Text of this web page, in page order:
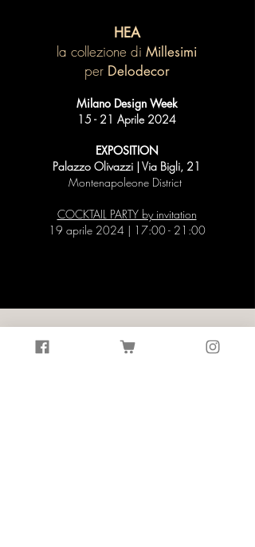
HEA
la collezione di Millesimi
per Delodecor
Milano Design Week
15 - 21 Aprile 2024
EXPOSITION
Palazzo Olivazzi | Via Bigli, 21
Montenapoleone District
COCKTAIL PARTY by invitation
19 aprile 2024 | 17:00 - 21:00